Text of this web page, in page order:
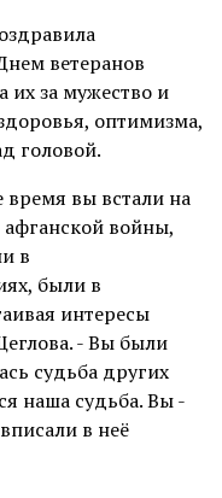
ветеранов
их за мужество и
оптимизма,
головой.
время вы встали на
войны,
в
были в
интересы
- Вы были
судьба других
наша судьба. Вы -
в неё